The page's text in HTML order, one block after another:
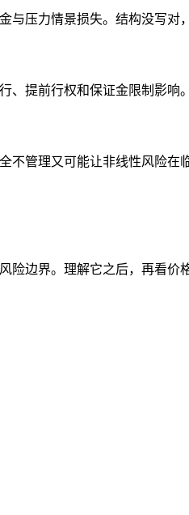
压力情景损失。结构没写对
提前行权和保证金限制影响
管理又可能让非线性风险在
边界。理解它之后，再看价